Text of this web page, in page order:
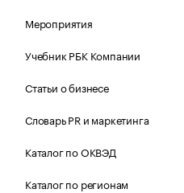
Мероприятия
Учебник РБК Компании
Статьи о бизнесе
Словарь PR и маркетинга
Каталог по ОКВЭД
Каталог по регионам